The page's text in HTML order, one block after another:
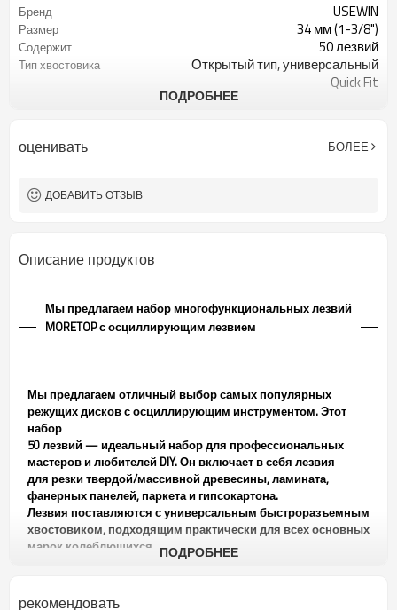
Бренд USEWIN
Размер 34 мм (1-3/8")
Содержит 50 лезвий
Тип хвостовика
Открытый тип, универсальный
Quick Fit
Минимальный заказ 10
ПОДРОБНЕЕ
оценивать БОЛЕЕ
ДОБАВИТЬ ОТЗЫВ
Описание продуктов
Мы предлагаем набор многофункциональных лезвий
MORETOP с осциллирующим лезвием
Мы предлагаем отличный выбор самых популярных
режущих дисков с осциллирующим инструментом. Этот
набор
50 лезвий — идеальный набор для профессиональных
мастеров и любителей DIY. Он включает в себя лезвия
для резки твердой/массивной древесины, ламината,
фанерных панелей, паркета и гипсокартона.
Лезвия поставляются с универсальным быстроразъемным
хвостовиком, подходящим практически для всех основных
марок колеблющихся
охлаждения, что значительно снижает температуру лезвия
ПОДРОБНЕЕ
рекомендовать